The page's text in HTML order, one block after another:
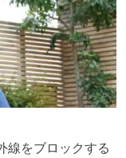
線をブロックする